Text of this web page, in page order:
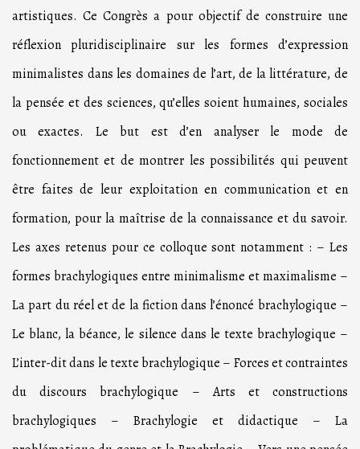
artistiques. Ce Congrès a pour objectif de construire une
réflexion pluridisciplinaire sur les formes d’expression
minimalistes dans les domaines de l’art, de la littérature, de
la pensée et des sciences, qu’elles soient humaines, sociales
ou exactes. Le but est d’en analyser le mode de
fonctionnement et de montrer les possibilités qui peuvent
être faites de leur exploitation en communication et en
formation, pour la maîtrise de la connaissance et du savoir.
Les axes retenus pour ce colloque sont notamment : – Les
formes brachylogiques entre minimalisme et maximalisme –
La part du réel et de la fiction dans l’énoncé brachylogique –
Le blanc, la béance, le silence dans le texte brachylogique –
L’inter-dit dans le texte brachylogique – Forces et contraintes
du discours brachylogique – Arts et constructions
brachylogiques – Brachylogie et didactique – La